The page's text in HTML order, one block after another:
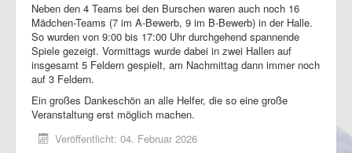
Neben den 4 Teams bei den Burschen waren auch noch 16
Mädchen-Teams (7 im A-Bewerb, 9 im B-Bewerb) in der Halle.
So wurden von 9:00 bis 17:00 Uhr durchgehend spannende
Spiele gezeigt. Vormittags wurde dabei in zwei Hallen auf
insgesamt 5 Feldern gespielt, am Nachmittag dann immer noch
auf 3 Feldern.
Ein großes Dankeschön an alle Helfer, die so eine große
Veranstaltung erst möglich machen.
Veröffentlicht: 04. Februar 2026